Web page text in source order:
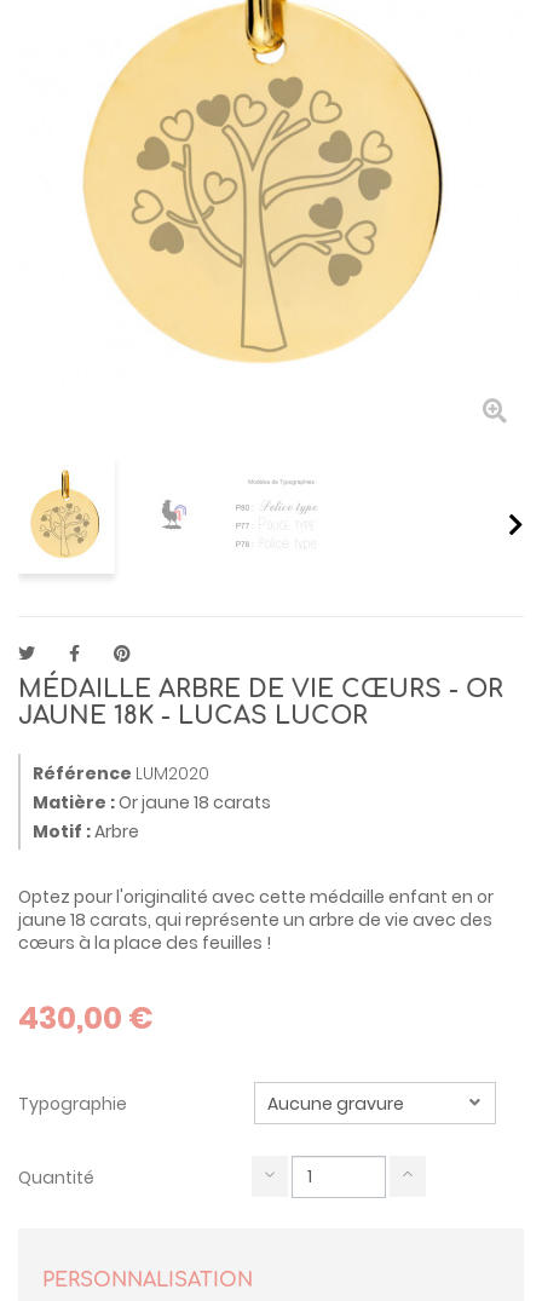
MÉDAILLE ARBRE DE VIE CŒURS - OR
JAUNE 18K - LUCAS LUCOR
Référence LUM2020
Matière :Or jaune 18 carats
Motif :Arbre
Optez pour l'originalité avec cette médaille enfant en or
jaune 18 carats, qui représente un arbre de vie avec des
cœurs à la place des feuilles !
430,00 €
Typographie
Quantité
PERSONNALISATION